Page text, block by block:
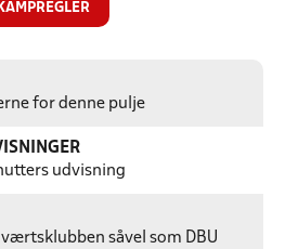
KAMPREGLER
for denne pulje
udvisning
såvel som DBU